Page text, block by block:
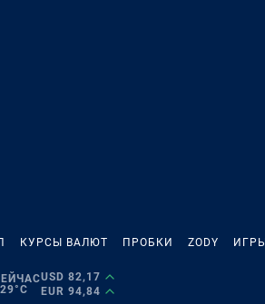
КУРСЫ ВАЛЮТ ПРОБКИ ZODY ИГРЫ
USD 82,17
EUR 94,84